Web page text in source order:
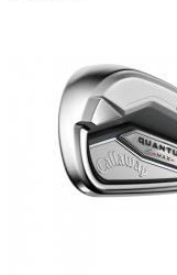
Prix réduit
Aperçu rapide